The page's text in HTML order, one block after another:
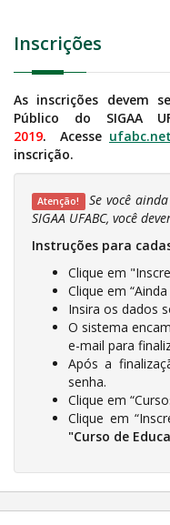
Inscrições
As inscrições devem
Público do SIGAA
2019. Acesse
inscrição.
Atenção! Se você
SIGAA UFABC, você
Instruções para
Clique em
Clique em
Insira os dados
O sistema
e-mail para
Após a
senha.
Clique em
Clique em
"Curso de